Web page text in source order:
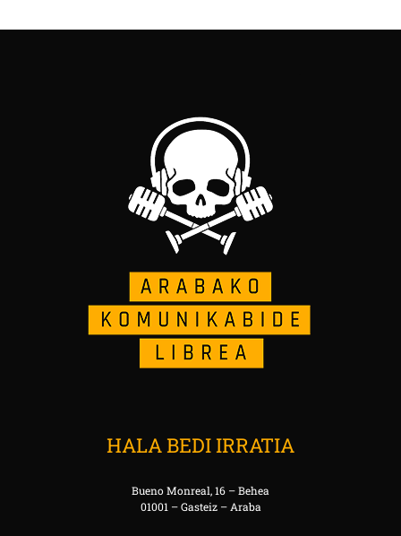
HALA BEDI IRRATIA
Bueno Monreal, 16 – Behea
01001 – Gasteiz – Araba